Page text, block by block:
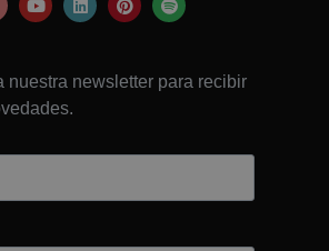
nuestra newsletter para recibir